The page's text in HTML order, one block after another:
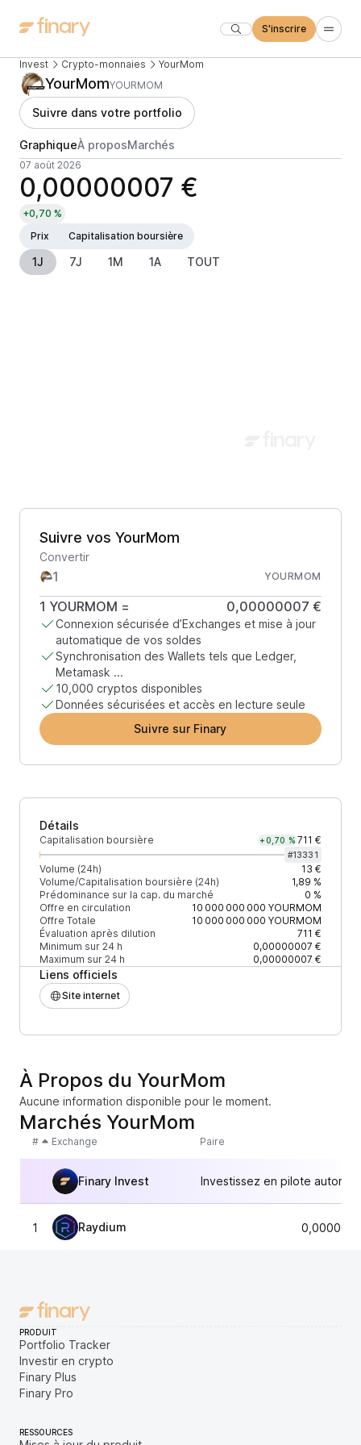
S'inscrire
Invest Crypto-monnaies YourMom
YourMomYOURMOM
Suivre dans votre portfolio
GraphiqueÀ proposMarchés
07 août 2026
0,00000007 €
+0,70 %
Prix
Capitalisation boursière
1J 7J 1M 1A TOUT
Suivre vos YourMom
Convertir
YOURMOM
1 YOURMOM = 0,00000007 €
Connexion sécurisée d’Exchanges et mise à jour
automatique de vos soldes
Synchronisation des Wallets tels que Ledger,
Metamask ...
10,000 cryptos disponibles
Données sécurisées et accès en lecture seule
Suivre sur Finary
Détails
Capitalisation boursière +0,70 % 711 €
#13331
Volume (24h)
13 €
Volume/Capitalisation boursière (24h)
1,89 %
Prédominance sur la cap. du marché
0 %
Offre en circulation
10 000 000 000 YOURMOM
Offre Totale
10 000 000 000 YOURMOM
Évaluation après dilution
711 €
Minimum sur 24 h
0,00000007 €
Maximum sur 24 h
0,00000007 €
Liens officiels
Site internet
À Propos du YourMom
Aucune information disponible pour le moment.
Marchés YourMom
# Exchange Paire
Finary Invest Investissez en pilote
1 Raydium
PRODUIT
Portfolio Tracker
Investir en crypto
Finary Plus
Finary Pro
RESSOURCES